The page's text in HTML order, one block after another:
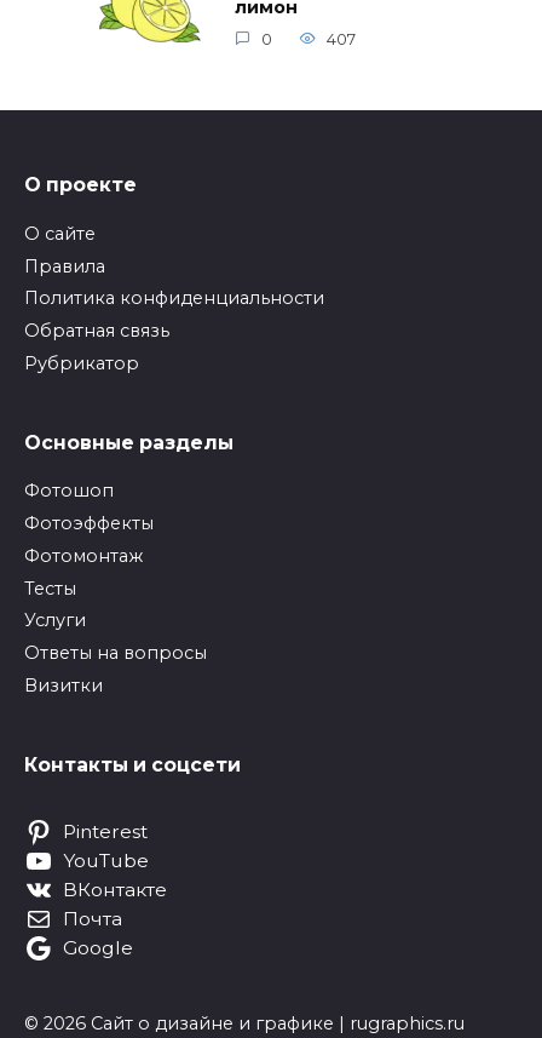
лимон
0 407
О проекте
О сайте
Правила
Политика конфиденциальности
Обратная связь
Рубрикатор
Основные разделы
Фотошоп
Фотоэффекты
Фотомонтаж
Тесты
Услуги
Ответы на вопросы
Визитки
Контакты и соцсети
Pinterest
YouTube
ВКонтакте
Почта
Google
© 2026 Сайт о дизайне и графике | rugraphics.ru